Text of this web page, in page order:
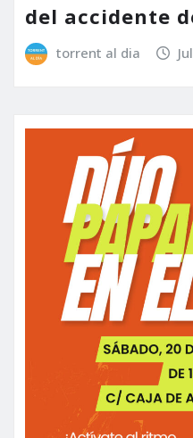
del accidente
torrent al dia